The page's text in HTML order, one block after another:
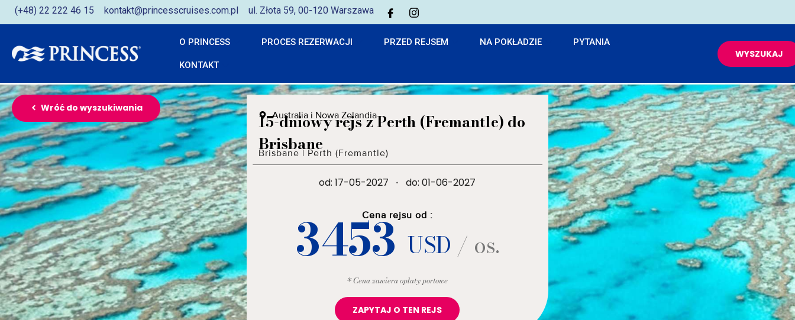
(+48) 22 222 46 15 kontakt@princesscruises.com.pl ul. Złota 59, 00-120 Warszawa
O PRINCESS PROCES REZERWACJI PRZED REJSEM NA POKŁADZIE PYTANIA
KONTAKT
WYSZUKAJ
Wróć do wyszukiwania
Australia i Nowa Zelandia
15-dniowy rejs z Perth (Fremantle) do
Brisbane
Brisbane | Perth (Fremantle)
od: 17-05-2027 · do: 01-06-2027
Cena rejsu od :
3453USD / os.
* Cena zawiera opłaty portowe
ZAPYTAJ O TEN REJS